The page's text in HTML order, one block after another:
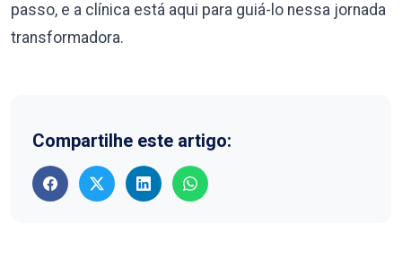
passo, e a clínica está aqui para guiá-lo nessa jornada
transformadora.
Compartilhe este artigo: